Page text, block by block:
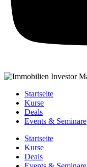
Startseite
Kurse
Deals
Events & Seminare
Startseite
Kurse
Deals